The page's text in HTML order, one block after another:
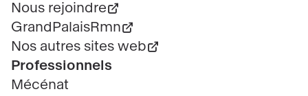
Nous rejoindre
GrandPalaisRmn
Nos autres sites web
Professionnels
Mécénat